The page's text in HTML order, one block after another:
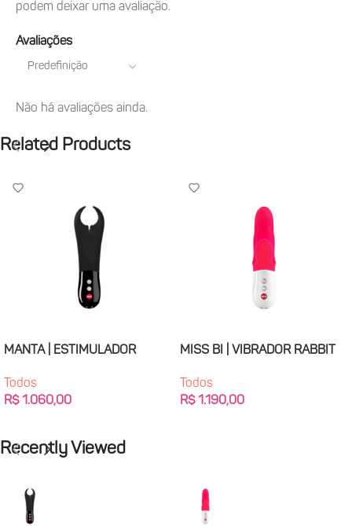
Avaliações
Não há avaliações ainda.
podem deixar uma avaliação.
Related Products
MANTA | ESTIMULADOR
Todos
R$1.060,00
MISS BI | VIBRADOR RABBIT
Todos
R$1.190,00
Recently Viewed